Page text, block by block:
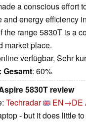
a conscious effort
and energy efficiency
the range 5830T is a
market place.
verfügbar, Sehr
Gesamt: 60%
5830T review
Techradar EN→DE
- but it does little